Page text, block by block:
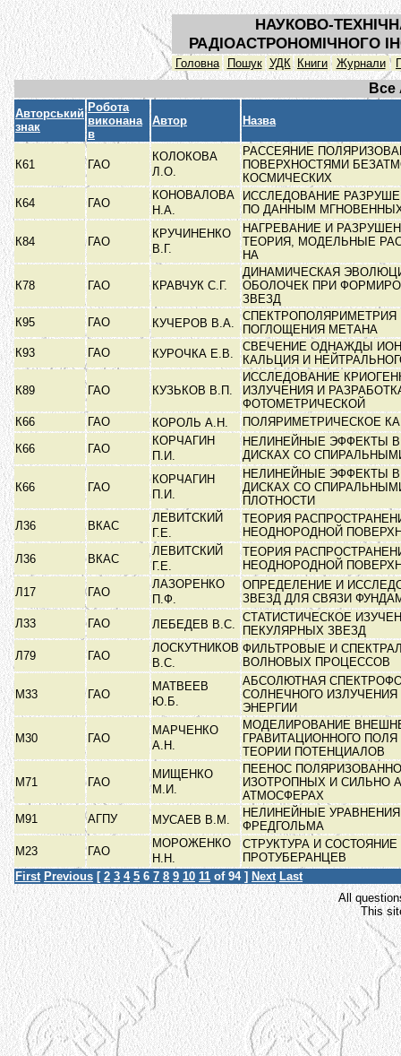
НАУКОВО-
РАДІОАСТРОНОМІЧНОГО
Головна Пошук УДК Книги Журнали
Все
Авторський
знак
Робота
виконана
в
Автор Назва
К61 ГАО
КОЛОКОВА
Л.О.
РАССЕЯНИЕ
ПОВЕРХНОСТЯМИ
КОСМИЧЕСКИХ
К64
ГАО
КОНОВАЛОВА
Н.А.
ИССЛЕДОВАНИЕ
ПО ДАННЫМ
К84 ГАО
КРУЧИНЕНКО
В.Г.
НАГРЕВАНИЕ И
ТЕОРИЯ, МОДЕЛЬНЫЕ
НА
К78 ГАО КРАВЧУК С.Г.
ДИНАМИЧЕСКАЯ
ОБОЛОЧЕК ПРИ
ЗВЕЗД
К95
ГАО КУЧЕРОВ В.А.
ПОГЛОЩЕНИЯ МЕТАНА
К93
ГАО КУРОЧКА Е.В.
СВЕЧЕНИЕ ОДНАЖДЫ
КАЛЬЦИЯ И
К89 ГАО КУЗЬКОВ В.П.
ИССЛЕДОВАНИЕ
ИЗЛУЧЕНИЯ И
ФОТОМЕТРИЧЕСКОЙ
К66
ГАО КОРОЛЬ А.Н.
ПОЛЯРИМЕТРИЧЕСКОЕ
К66
ГАО
КОРЧАГИН
П.И.
НЕЛИНЕЙНЫЕ ЭФФЕКТЫ В
ДИСКАХ СО
К66 ГАО
КОРЧАГИН
П.И.
НЕЛИНЕЙНЫЕ ЭФФЕКТЫ В
ДИСКАХ СО
ПЛОТНОСТИ
Л36
ВКАС
ЛЕВИТСКИЙ
Г.Е.
ТЕОРИЯ
НЕОДНОРОДНОЙ
Л36
ВКАС
ЛЕВИТСКИЙ
Г.Е.
ТЕОРИЯ
НЕОДНОРОДНОЙ
Л17
ГАО
ЛАЗОРЕНКО
П.Ф.
ОПРЕДЕЛЕНИЕ И
ЗВЕЗД ДЛЯ СВЯЗИ
Л33
ГАО ЛЕБЕДЕВ В.С.
СТАТИСТИЧЕСКОЕ
ПЕКУЛЯРНЫХ ЗВЕЗД
Л79
ГАО
ЛОСКУТНИКОВ
В.С.
ФИЛЬТРОВЫЕ И
ВОЛНОВЫХ ПРОЦЕССОВ
М33 ГАО
МАТВЕЕВ
Ю.Б.
АБСОЛЮТНАЯ
СОЛНЕЧНОГО
ЭНЕРГИИ
М30 ГАО
МАРЧЕНКО
А.Н.
МОДЕЛИРОВАНИЕ
ГРАВИТАЦИОННОГО
ТЕОРИИ ПОТЕНЦИАЛОВ
М71 ГАО
МИЩЕНКО
М.И.
ПЕЕНОС
ИЗОТРОПНЫХ И СИЛЬНО
АТМОСФЕРАХ
М91
АГПУ МУСАЕВ В.М.
НЕЛИНЕЙНЫЕ
ФРЕДГОЛЬМА
М23
ГАО
МОРОЖЕНКО
Н.Н.
СТРУКТУРА И
ПРОТУБЕРАНЦЕВ
First Previous [ 2 3 4 5 6 7 8 9 10 11 of 94 ] Next Last
All
This